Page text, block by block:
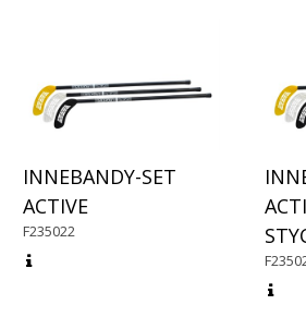
INNEBANDY-SET
ACTIVE
F235022